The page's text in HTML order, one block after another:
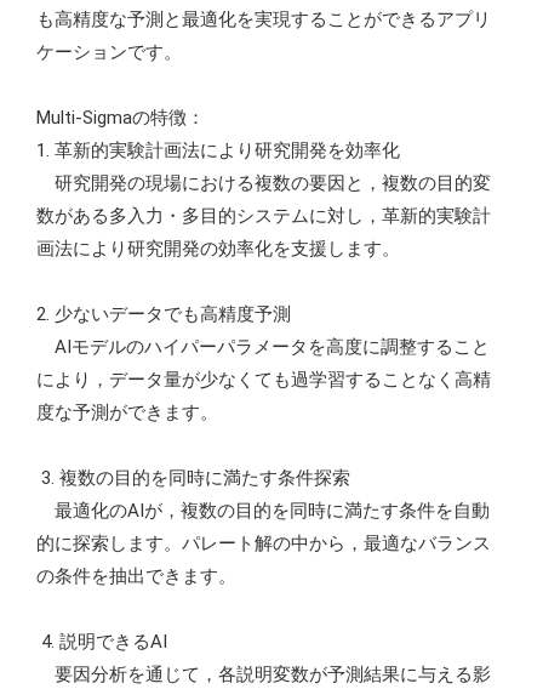
も高精度な予測と最適化を実現することができるアプリ
ケーションです。
Multi-Sigmaの特徴：
1. 革新的実験計画法により研究開発を効率化
研究開発の現場における複数の要因と，複数の目的変
数がある多入力・多目的システムに対し，革新的実験計
画法により研究開発の効率化を支援します。
2. 少ないデータでも高精度予測
AIモデルのハイパーパラメータを高度に調整すること
により，データ量が少なくても過学習することなく高精
度な予測ができます。
3. 複数の目的を同時に満たす条件探索
最適化のAIが，複数の目的を同時に満たす条件を自動
的に探索します。パレート解の中から，最適なバランス
の条件を抽出できます。
4. 説明できるAI
要因分析を通じて，各説明変数が予測結果に与える影